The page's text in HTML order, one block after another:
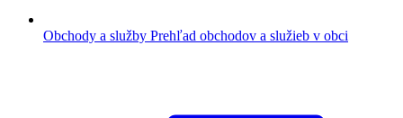
Obchody a služby Prehľad obchodov a služieb v obci